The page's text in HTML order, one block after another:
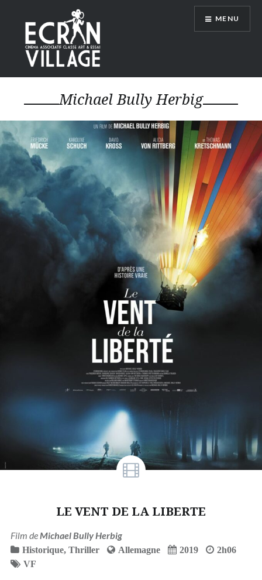
contenu
principal
ÉCRAN VILLAGE
MENU
Michael Bully Herbig
LE VENT DE LA LIBERTE
Film de Michael Bully Herbig
Historique, Thriller Allemagne 2019
2h06
VF